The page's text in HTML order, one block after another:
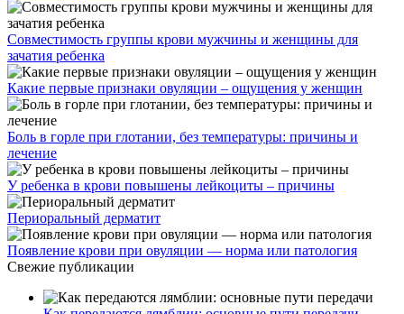
Совместимость группы крови мужчины и женщины для
зачатия ребенка
Какие первые признаки овуляции – ощущения у женщин
Боль в горле при глотании, без температуры: причины и
лечение
У ребенка в крови повышены лейкоциты – причины
Периоральный дерматит
Появление крови при овуляции — норма или патология
Свежие публикации